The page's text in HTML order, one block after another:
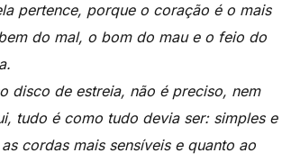
pertence, porque o coração é o mais
do mal, o bom do mau e o feio do
disco de estreia, não é preciso, nem
tudo é como tudo devia ser: simples e
cordas mais sensíveis e quanto ao